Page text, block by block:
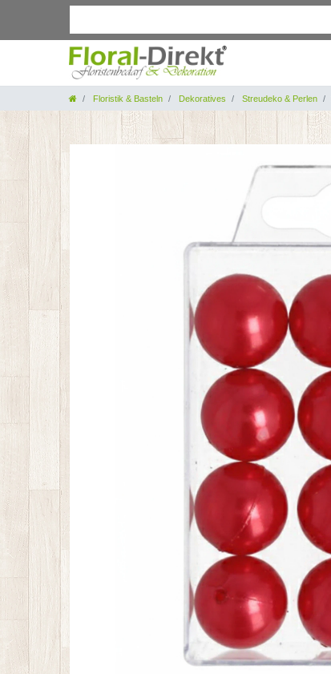
Floristik & Basteln Dekoratives Streudeko & Perlen